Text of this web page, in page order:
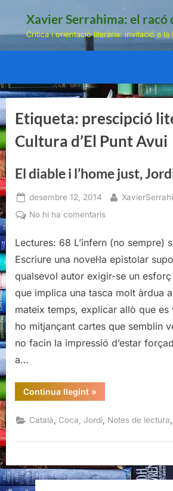
Xavier Serrahima: el racó
Crítica i orientació literària: invitació a la
Etiqueta: prescipció
Cultura d’El Punt Avui
El diable i l’home just,
Posted
on
desembre 12, 2014 By
No hi ha comentarisa
diable
just,
Jordi
Coca
Lectures: 68 L’infern (no sempre)
Escriure una novel·la epistolar
qualsevol autor exigir-se un
que implica una tasca molt àrdua
mateix temps, explicar allò que
ho mitjançant cartes que semblin
no facin la impressió d’estar
a…
Continua llegint“El
diable
l’home
just,
Coca”
»
Català Coca, Jordi Notes de lectura